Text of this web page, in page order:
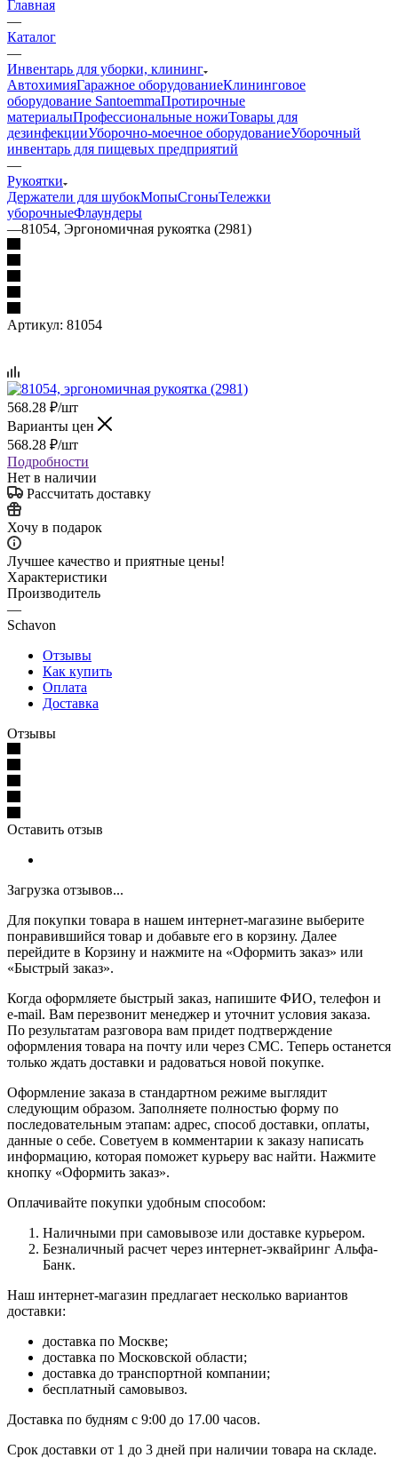
Главная
—
Каталог
—
Инвентарь для уборки, клининг
АвтохимияГаражное оборудованиеКлининговое
оборудование SantoemmaПротирочные
материалыПрофессиональные ножиТовары для
дезинфекцииУборочно-моечное оборудованиеУборочный
инвентарь для пищевых предприятий
—
Рукоятки
Держатели для шубокМопыСгоныТележки
уборочныеФлаундеры
—81054, Эргономичная рукоятка (2981)
Артикул: 81054
568.28 ₽/шт
Варианты цен
568.28 ₽/шт
Подробности
Нет в наличии
Рассчитать доставку
Хочу в подарок
Лучшее качество и приятные цены!
Характеристики
Производитель
—
Schavon
Отзывы
Как купить
Оплата
Доставка
Отзывы
Оставить отзыв
Загрузка отзывов...
Для покупки товара в нашем интернет-магазине выберите
понравившийся товар и добавьте его в корзину. Далее
перейдите в Корзину и нажмите на «Оформить заказ» или
«Быстрый заказ».
Когда оформляете быстрый заказ, напишите ФИО, телефон и
e-mail. Вам перезвонит менеджер и уточнит условия заказа.
По результатам разговора вам придет подтверждение
оформления товара на почту или через СМС. Теперь останется
только ждать доставки и радоваться новой покупке.
Оформление заказа в стандартном режиме выглядит
следующим образом. Заполняете полностью форму по
последовательным этапам: адрес, способ доставки, оплаты,
данные о себе. Советуем в комментарии к заказу написать
информацию, которая поможет курьеру вас найти. Нажмите
кнопку «Оформить заказ».
Оплачивайте покупки удобным способом:
Наличными при самовывозе или доставке курьером.
Безналичный расчет через интернет-эквайринг Альфа-
Банк.
Наш интернет-магазин предлагает несколько вариантов
доставки:
доставка по Москве;
доставка по Московской области;
доставка до транспортной компании;
бесплатный самовывоз.
Доставка по будням с 9:00 до 17.00 часов.
Срок доставки от 1 до 3 дней при наличии товара на складе.